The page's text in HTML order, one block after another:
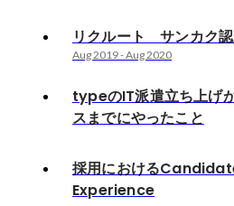
リクルート サンカク
Aug 2019-Aug 2020
typeのIT派遣立ち上げ
スまでにやったこと
採用における
Experience